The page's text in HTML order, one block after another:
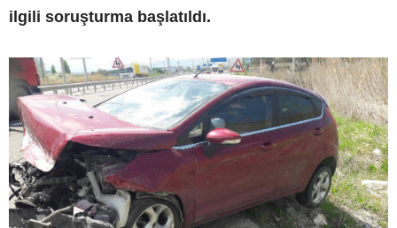
ilgili soruşturma başlatıldı.